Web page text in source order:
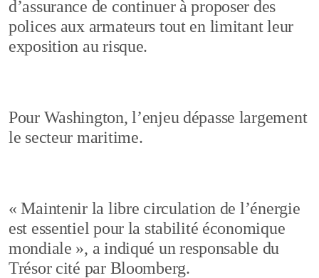
d’assurance de continuer à proposer des
polices aux armateurs tout en limitant leur
exposition au risque.
Pour Washington, l’enjeu dépasse largement
le secteur maritime.
« Maintenir la libre circulation de l’énergie
est essentiel pour la stabilité économique
mondiale », a indiqué un responsable du
Trésor cité par Bloomberg.